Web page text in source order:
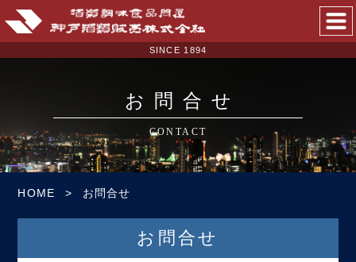
SINCE 1894
SINCE 1894
お問合せ
CONTACT
HOME お問合せ
お問合せ